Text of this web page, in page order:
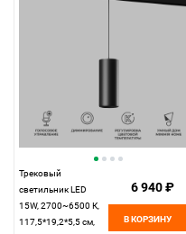
Трековый
светильник LED
15W, 2700~6500 К,
117,5*19,2*5,5 см,
6 940 ₽
В КОРЗИНУ